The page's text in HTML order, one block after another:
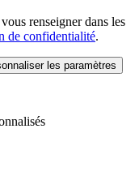
renseigner dans les
de confidentialité.
les paramètres